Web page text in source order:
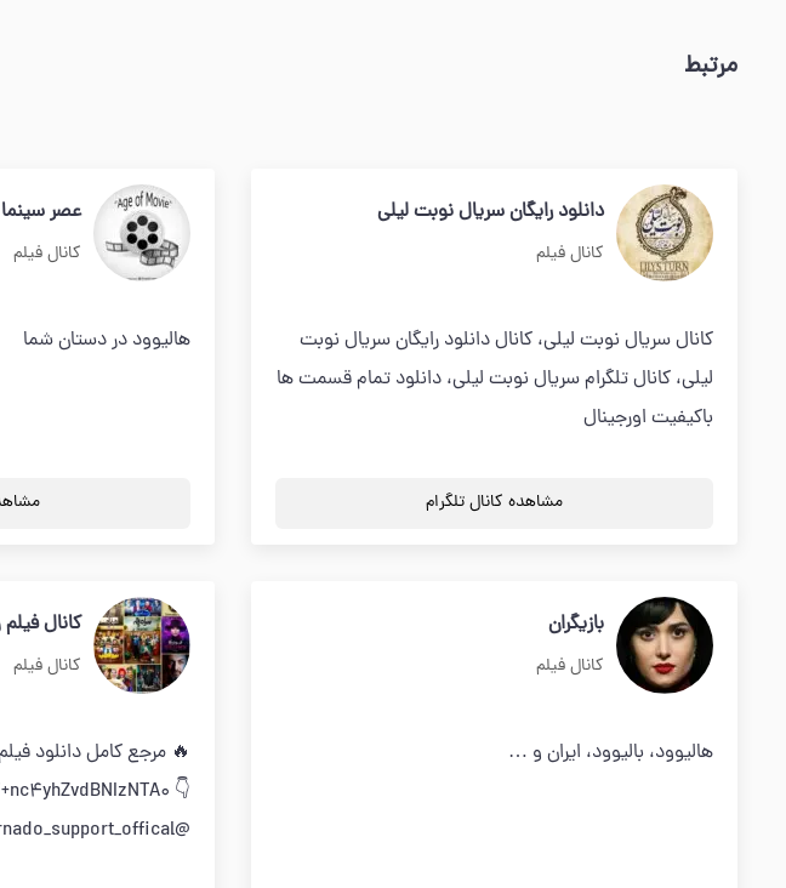
مرتبط
دانلود رایگان سریال نوبت لیلی
کانال فیلم
کانال سریال نوبت لیلی، کانال دانلود رایگان سریال نوبت
لیلی، کانال تلگرام سریال نوبت لیلی، دانلود تمام قسمت ها
باکیفیت اورجینال
مشاهده کانال تلگرام
عصر سینما
کانال فیلم
هالیوود در دستان شما
بازیگران
کانال فیلم
هالیوود، بالیوود، ایران و …
کانال
کانال فیلم
🔥 مرجع کامل دانلود
@Tornado_support_offical